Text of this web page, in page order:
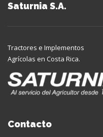
Saturnia S.A.
Tractores e Implementos
Agrícolas en Costa Rica.
Contacto